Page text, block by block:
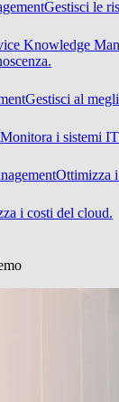
Gestisci le
Knowledge
Gestisci al
Monitora i sistemi
Ottimizza
i costi del cloud.